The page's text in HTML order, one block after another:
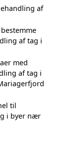
af
af tag i
med
af tag i
til
i byer nær